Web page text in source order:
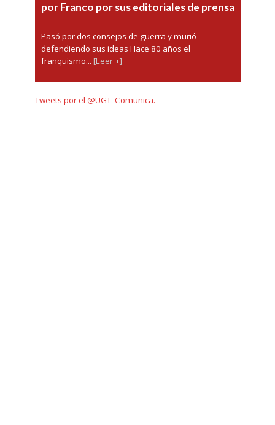
por Franco por sus editoriales de prensa
Pasó por dos consejos de guerra y murió
defendiendo sus ideas Hace 80 años el
franquismo... [Leer +]
Tweets por el @UGT_Comunica.